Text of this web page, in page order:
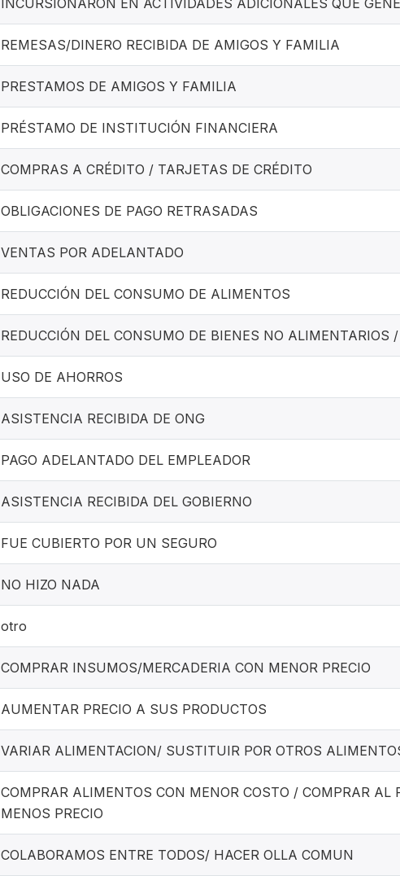
INCURSIONARON EN ACTIVIDADES ADICIONALES QUE
REMESAS/DINERO RECIBIDA DE AMIGOS Y FAMILIA
PRESTAMOS DE AMIGOS Y FAMILIA
PRÉSTAMO DE INSTITUCIÓN FINANCIERA
COMPRAS A CRÉDITO / TARJETAS DE CRÉDITO
OBLIGACIONES DE PAGO RETRASADAS
VENTAS POR ADELANTADO
REDUCCIÓN DEL CONSUMO DE ALIMENTOS
REDUCCIÓN DEL CONSUMO DE BIENES NO ALIMENTARIOS
USO DE AHORROS
ASISTENCIA RECIBIDA DE ONG
PAGO ADELANTADO DEL EMPLEADOR
ASISTENCIA RECIBIDA DEL GOBIERNO
FUE CUBIERTO POR UN SEGURO
NO HIZO NADA
otro
COMPRAR INSUMOS/MERCADERIA CON MENOR PRECIO
AUMENTAR PRECIO A SUS PRODUCTOS
VARIAR ALIMENTACION/ SUSTITUIR POR OTROS
COMPRAR ALIMENTOS CON MENOR COSTO / COMPRAR AL
MENOS PRECIO
COLABORAMOS ENTRE TODOS/ HACER OLLA COMUN